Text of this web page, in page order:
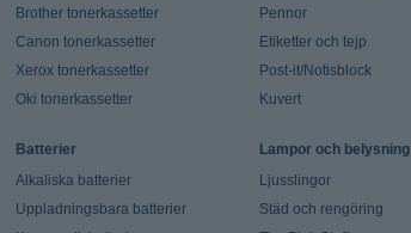
Brother tonerkassetter
Canon tonerkassetter
Xerox tonerkassetter
Oki tonerkassetter
Pennor
Etiketter och tejp
Post-it/Notisblock
Kuvert
Batterier
Alkaliska batterier
Uppladningsbara batterier
Lampor och belysning
Ljusslingor
Städ och rengöring